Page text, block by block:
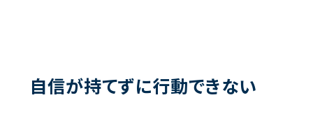
自信が持てずに行動できない